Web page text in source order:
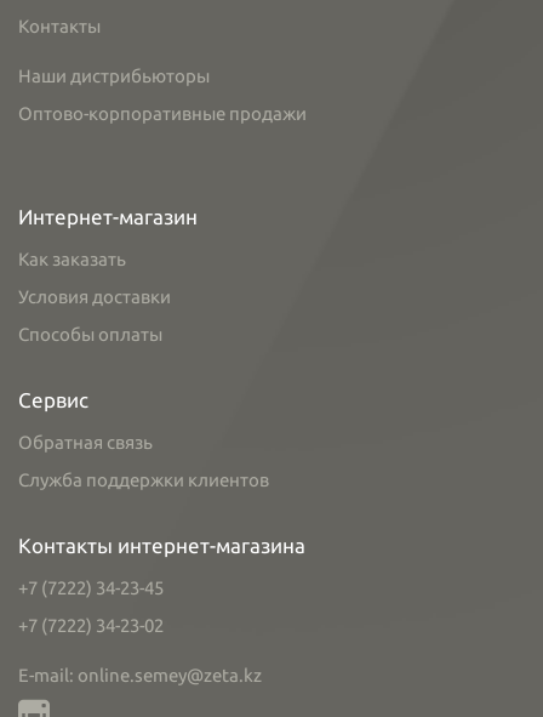
Контакты
Наши дистрибьюторы
Оптово-корпоративные продажи
Интернет-магазин
Как заказать
Условия доставки
Способы оплаты
Сервис
Обратная связь
Служба поддержки клиентов
Контакты интернет-магазина
+7 (7222) 34-23-45
+7 (7222) 34-23-02
E-mail: online.semey@zeta.kz